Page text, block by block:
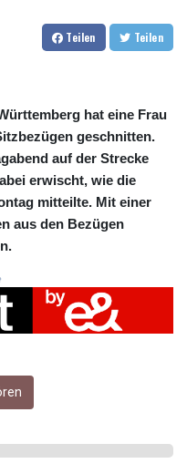
Teilen Teilen
hat eine Frau
geschnitten.
auf der Strecke
erwischt, wie die
mitteilte. Mit einer
aus den Bezügen